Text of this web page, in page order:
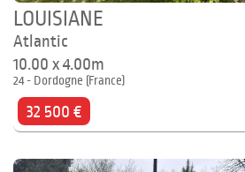
LOUISIANE
Atlantic
10.00 x 4.00m
24 - Dordogne (France)
32 500 €